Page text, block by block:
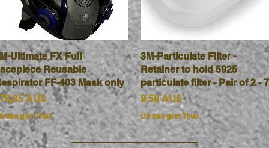
Xem nhanh
Ultimate FX Full
Reusable
FF-403 Mask only
AU$
bao gồm Thuế
Xem nhanh
3M-Particulate Filter -
Retainer to hold 5925
particulate filter - Pair of 2 - 7
Giá
9,50 AU$
Đã bao gồm Thuế